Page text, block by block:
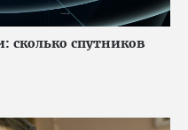
сколько спутников